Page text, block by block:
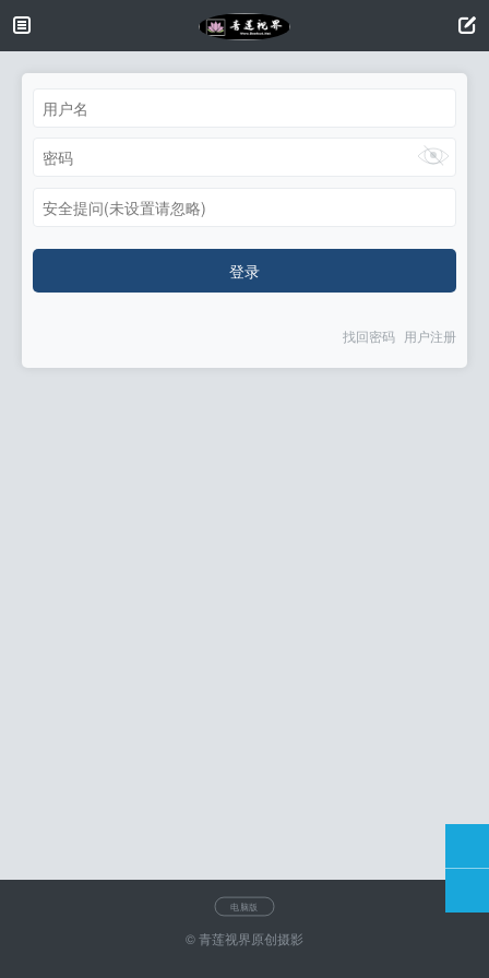
安全提问(未设置请忽略)
登录
找回密码 用户注册
电脑版
© 青莲视界原创摄影